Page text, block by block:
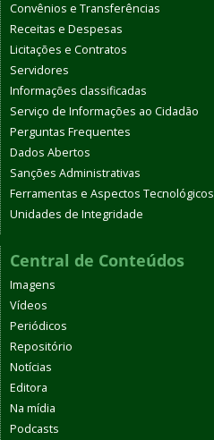
Convênios e Transferências
Receitas e Despesas
Licitações e Contratos
Servidores
Informações classificadas
Serviço de Informações ao Cidadão
Perguntas Frequentes
Dados Abertos
Sanções Administrativas
Ferramentas e Aspectos Tecnológicos
Unidades de Integridade
Central de Conteúdos
Imagens
Vídeos
Periódicos
Repositório
Notícias
Editora
Na mídia
Podcasts